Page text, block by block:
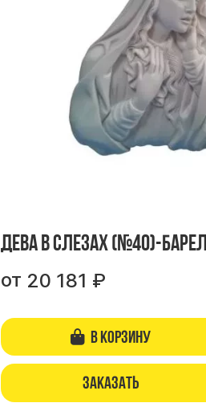
Дева в слезах (№40)-
от 20 181 ₽
В корзину
Заказать